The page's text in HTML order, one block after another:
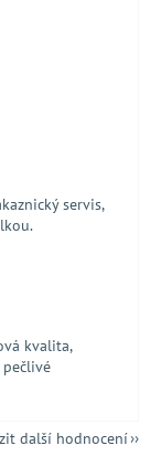
servis,
kvalita,
pečlivé
další hodnocení